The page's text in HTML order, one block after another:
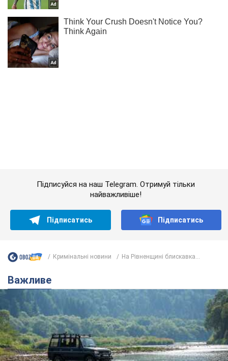
Важливе
Значні штрафи і спеціальні полігони: як
проблему джипінгу вирішують за кордоном
Україні не завадить взяти приклад із країн Європи
8.08.2026 05:10 2,4 т.